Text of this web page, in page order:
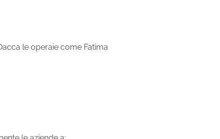
le operaie come Fatima